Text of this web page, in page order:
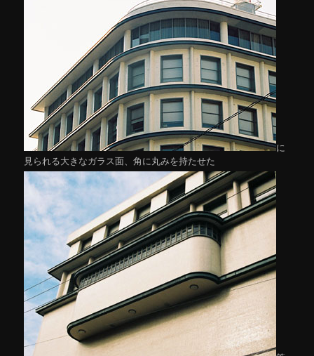
に
見られる大きなガラス面、角に丸みを持たせた